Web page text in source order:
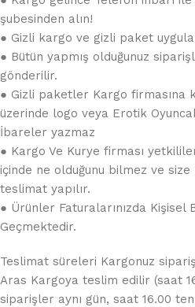
şubesinden alın!
● Gizli kargo ve gizli paket
● Bütün yapmış olduğunuz
gönderilir.
● Gizli paketler Kargo firmasına
üzerinde logo veya Erotik
İbareler yazmaz
● Kargo Ve Kurye firması
içinde ne olduğunu bilmez ve
teslimat yapılır.
● Ürünler Faturalarınızda Kişisel
Geçmektedir.
Teslimat süreleri Kargonuz
Aras Kargoya teslim edilir (saat
siparişler aynı gün, saat 16.00